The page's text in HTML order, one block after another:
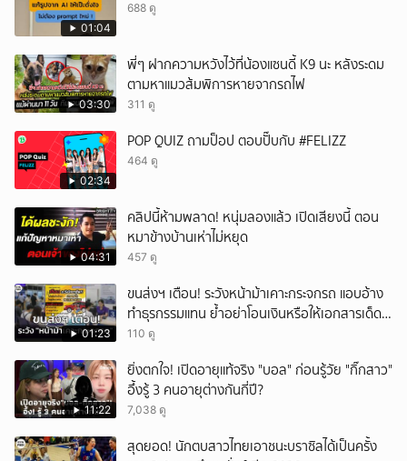
01:04
688 ดู
03:30
พี่ๆ ฝากความหวังไว้ที่น้องแซนดี้ K9 นะ หลังระดม
ตามหาแมวส้มพิการหายจากรถไฟ
311 ดู
02:34
POP QUIZ ถามป็อป ตอบปั๊บกับ #FELIZZ
464 ดู
04:31
คลิปนี้ห้ามพลาด! หนุ่มลองแล้ว เปิดเสียงนี้ ตอน
หมาข้างบ้านเห่าไม่หยุด
457 ดู
01:23
ขนส่งฯ เตือน! ระวังหน้าม้าเคาะกระจกรถ แอบอ้าง
ทำธุรกรรมแทน ย้ำอย่าโอนเงินหรือให้เอกสารเด็ด
ขาด
110 ดู
11:22
ยิ่งตกใจ! เปิดอายุแท้จริง "บอล" ก่อนรู้วัย "กิ๊กสาว"
อึ้งรู้ 3 คนอายุต่างกันกี่ปี?
7,038 ดู
สุดยอด! นักตบสาวไทยเอาชนะบราซิลได้เป็นครั้ง